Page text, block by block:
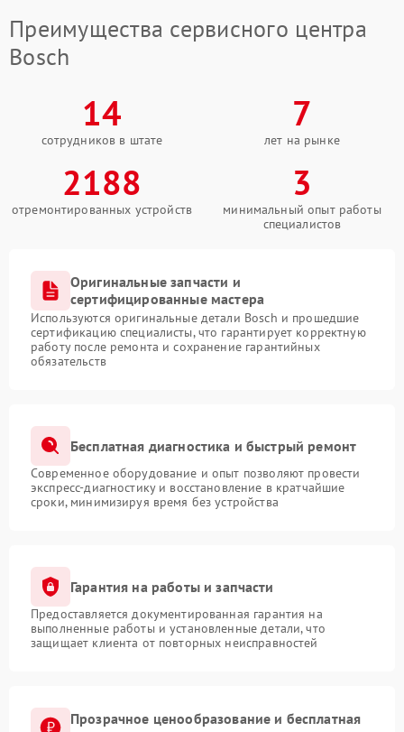
Преимущества сервисного центра
Bosch
14
сотрудников в штате
7
лет на рынке
2188
отремонтированных устройств
3
минимальный опыт работы
специалистов
Оригинальные запчасти и
сертифицированные мастера
Используются оригинальные детали Bosch и прошедшие
сертификацию специалисты, что гарантирует корректную
работу после ремонта и сохранение гарантийных
обязательств
Бесплатная диагностика и быстрый ремонт
Современное оборудование и опыт позволяют провести
экспресс-диагностику и восстановление в кратчайшие
сроки, минимизируя время без устройства
Гарантия на работы и запчасти
Предоставляется документированная гарантия на
выполненные работы и установленные детали, что
защищает клиента от повторных неисправностей
Прозрачное ценообразование и бесплатная